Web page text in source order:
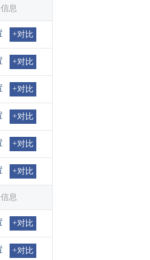
息
+对比
+对比
+对比
+对比
+对比
+对比
息
+对比
+对比